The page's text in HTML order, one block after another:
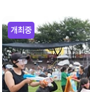
개최중